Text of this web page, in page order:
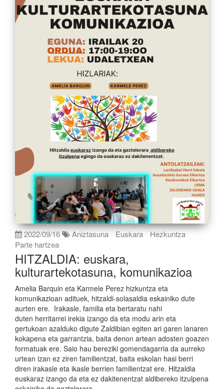
2022/09/16 Aniztasuna Euskara
Hezkuntza
Parte hartzea
HITZALDIA: euskara,
kulturartekotasuna, komunikazioa
Amelia Barquin eta Karmele Perez hizkuntza eta
komunikazioan adituek, hitzaldi-solasaldia eskainiko dute
aurten ere. Irakasle, familia eta bertaratu nahi
duten herritarrei irekia izango da eta modu arin eta
gertukoan azalduko digute Zaldibian egiten ari garen lanaren
kokapena eta garrantzia, baita denon artean adosten goazen
formatuak ere. Saio hau bereziki gomendagarria da aurreko
urtean izan ez ziren familientzat, baita eskolan hasi berri
diren irakasle eta ikasle berrien familientzat ere. Hitzaldia
euskaraz izango da eta ez dakitenentzat aldibereko itzulpena